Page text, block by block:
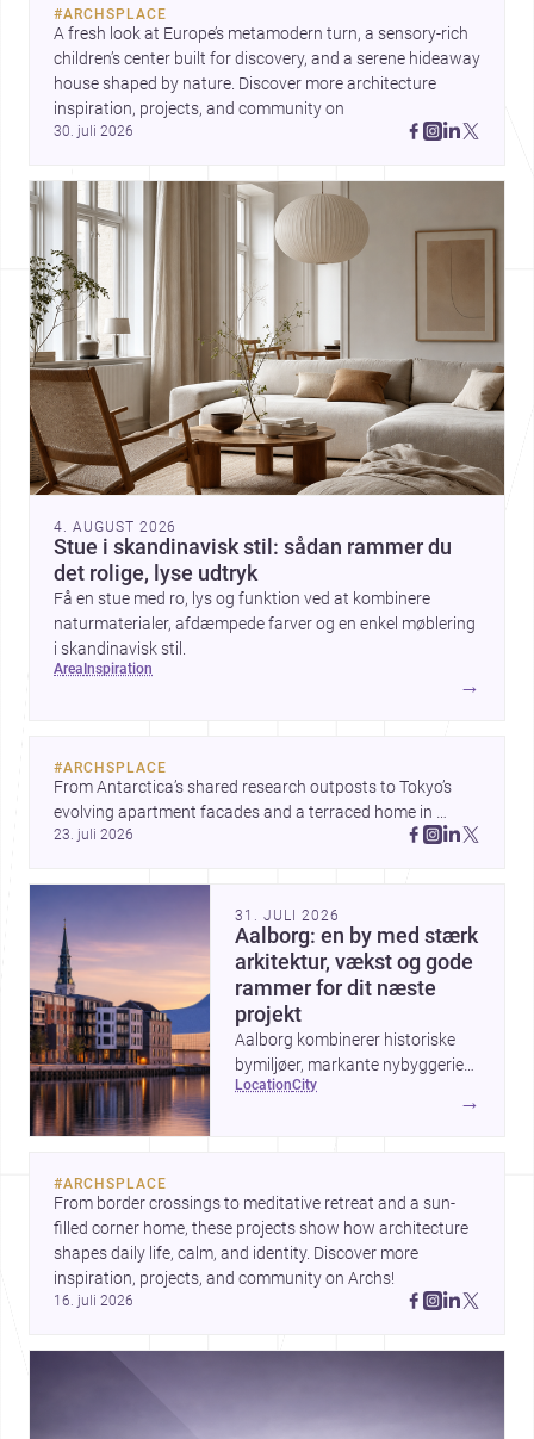
Samtidig peger The Plinth House
/ Cambra Buró på, hvordan et
klart greb om fundament,
proportion og materialitet kan
give et hjem stærk karakter.
#ARCHSPLACE
A fresh look at Europe’s metamodern turn, a sensory-rich
children’s center built for discovery, and a serene hideaway
house shaped by nature. Discover more architecture
30. juli 2026
4. AUGUST 2026
Stue i skandinavisk stil: sådan rammer du
det rolige, lyse udtryk
Få en stue med ro, lys og funktion ved at kombinere
naturmaterialer, afdæmpede farver og en enkel møblering
i skandinavisk stil.
area inspiration
→
#ARCHSPLACE
From Antarctica’s shared research outposts to Tokyo’s
evolving apartment facades and a terraced home in
Amman, these projects show how architecture adapts to
23. juli 2026
31. JULI 2026
Aalborg: en by med stærk
arkitektur, vækst og gode
rammer for dit næste
projekt
Aalborg kombinerer historiske
bymiljøer, markante nybyggerier
og en aktiv udvikling ved
location city
→
#ARCHSPLACE
From border crossings to meditative retreat and a sun-
filled corner home, these projects show how architecture
shapes daily life, calm, and identity. Discover more
inspiration, projects, and community on Archs!
16. juli 2026